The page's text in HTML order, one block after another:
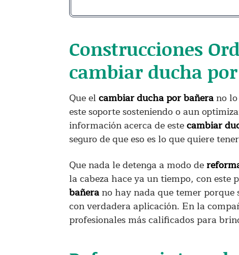
Construcciones
cambiar ducha
Que el cambiar ducha por bañera no
este soporte sosteniendo o aun
información acerca de estecambiar
seguro de que eso es lo que quiere
Que nada le detenga a modo de
la cabeza hace ya un tiempo, con este
bañera no hay nada que temer porque
con verdadera aplicación. En la
profesionales más calificados para